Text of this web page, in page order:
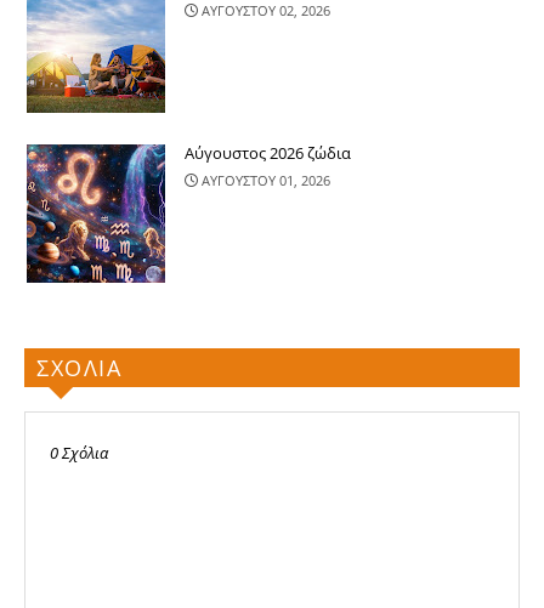
ΑΥΓΟΥΣΤΟΥ 02, 2026
Αύγουστος 2026 ζώδια
ΑΥΓΟΥΣΤΟΥ 01, 2026
ΣΧΟΛΙΑ
0 Σχόλια